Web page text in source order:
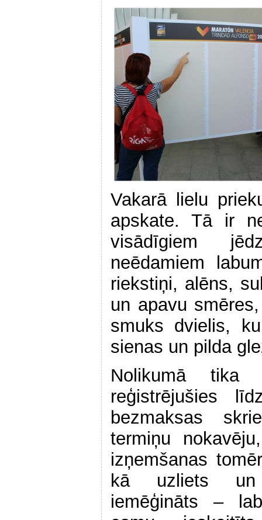
Vakarā lielu
apskate. Tā ir
visādīgiem
neēdamiem
riekstiņi, alēns,
un apavu
smuks dvielis,
sienas un pilda
Nolikumā
reģistrējušies
bezmaksas
termiņu
izņemšanas
kā uzliets un
iemēģināts –